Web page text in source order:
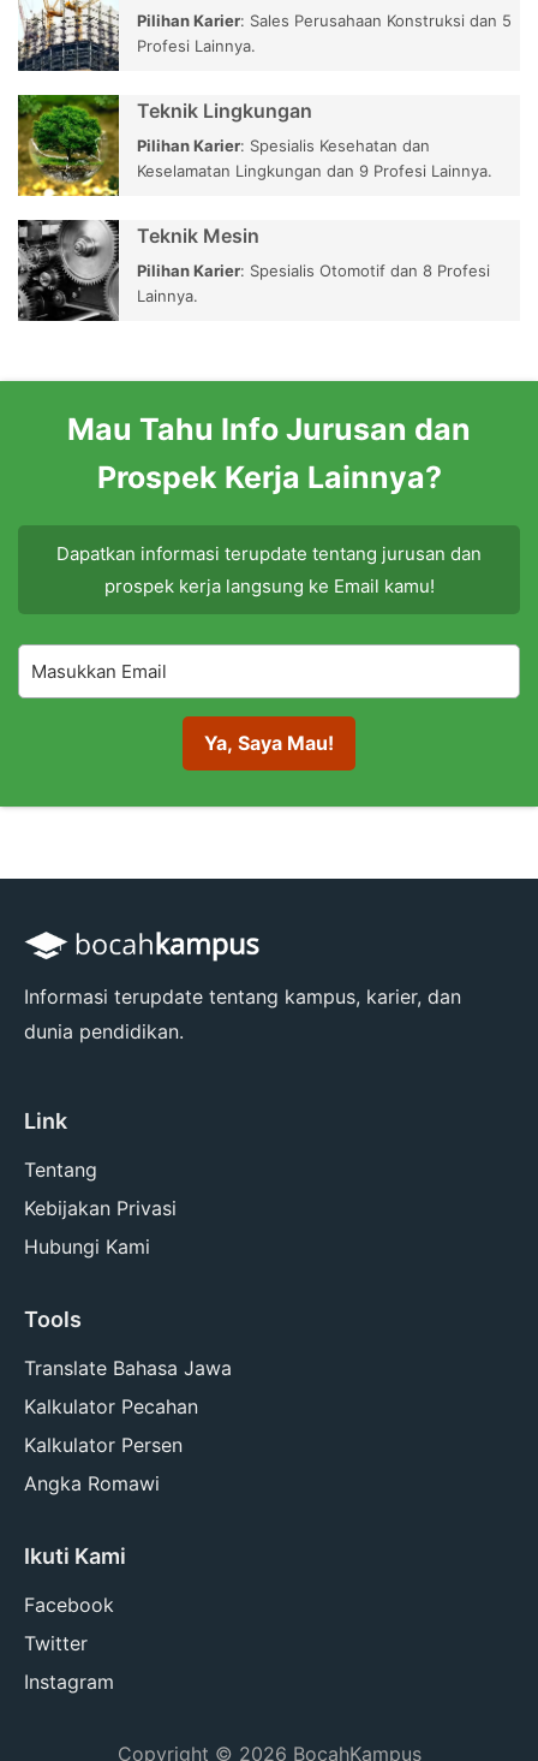
Pilihan Karier: Sales Perusahaan Konstruksi dan 5
Profesi Lainnya.
Teknik Lingkungan
Pilihan Karier: Spesialis Kesehatan dan
Keselamatan Lingkungan dan 9 Profesi Lainnya.
Teknik Mesin
Pilihan Karier: Spesialis Otomotif dan 8 Profesi
Lainnya.
Mau Tahu Info Jurusan dan
Prospek Kerja Lainnya?
Dapatkan informasi terupdate tentang jurusan dan
prospek kerja langsung ke Email kamu!
Informasi terupdate tentang kampus, karier, dan
dunia pendidikan.
Link
Tentang
Kebijakan Privasi
Hubungi Kami
Tools
Translate Bahasa Jawa
Kalkulator Pecahan
Kalkulator Persen
Angka Romawi
Ikuti Kami
Facebook
Twitter
Instagram
Copyright © 2026 BocahKampus